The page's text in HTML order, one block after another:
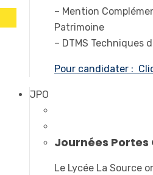
– Mention
Patrimoine
– DTMS Techniques
Pour candidater :
JPO
Journées Portes
Le Lycée La Source